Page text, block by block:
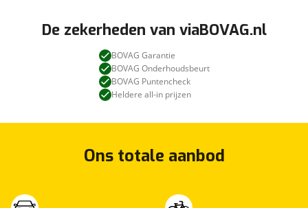
De zekerheden van viaBOVAG.nl
BOVAG Garantie
BOVAG Onderhoudsbeurt
BOVAG Puntencheck
Heldere all-in prijzen
Ons totale aanbod